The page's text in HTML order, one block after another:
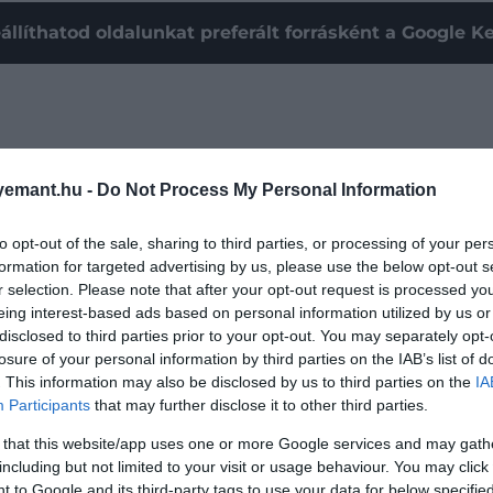
- Do Not Process My Personal Information
opt-out of the sale, sharing to third parties, or processing of your
for targeted advertising by us, please use the below opt-out
selection. Please note that after your opt-out request is processed
interest-based ads based on personal information utilized by us
to third parties prior to your opt-out. You may separately
of your personal information by third parties on the IAB’s list of
This information may also be disclosed by us to third parties on the
Participants that may further disclose it to other third parties.
that this website/app uses one or more Google services and may
but not limited to your visit or usage behaviour. You may
to Google and its third-party tags to use your data for below
oldalunkat preferált forrásként a Google
nem merült fel soha az ő neve a következőJames
fotót, amelyen ők ketten és a rendezőShawn Levy